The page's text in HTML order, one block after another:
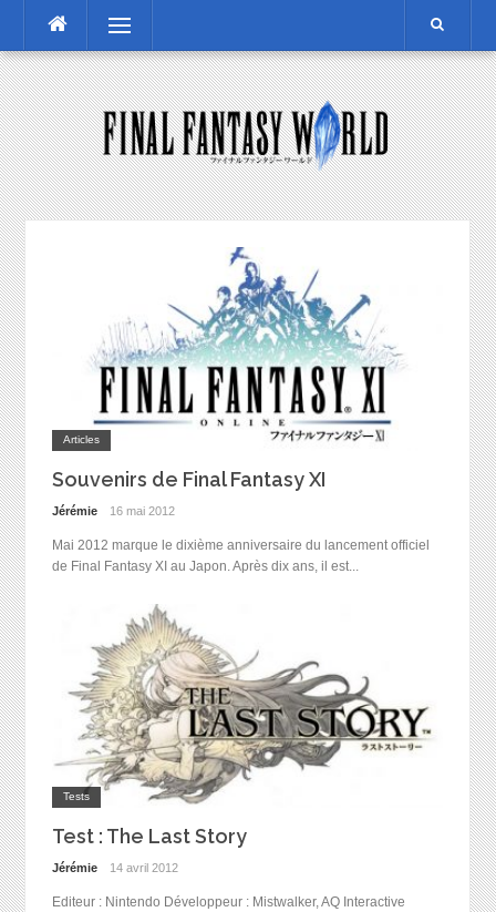
content
Menu
Articles
Souvenirs de Final Fantasy XI
Jérémie 16 mai 2012
Mai 2012 marque le dixième anniversaire du lancement officiel
de Final Fantasy XI au Japon. Après dix ans, il est...
Tests
Test : The Last Story
Jérémie 14 avril 2012
Editeur : Nintendo Développeur : Mistwalker, AQ Interactive